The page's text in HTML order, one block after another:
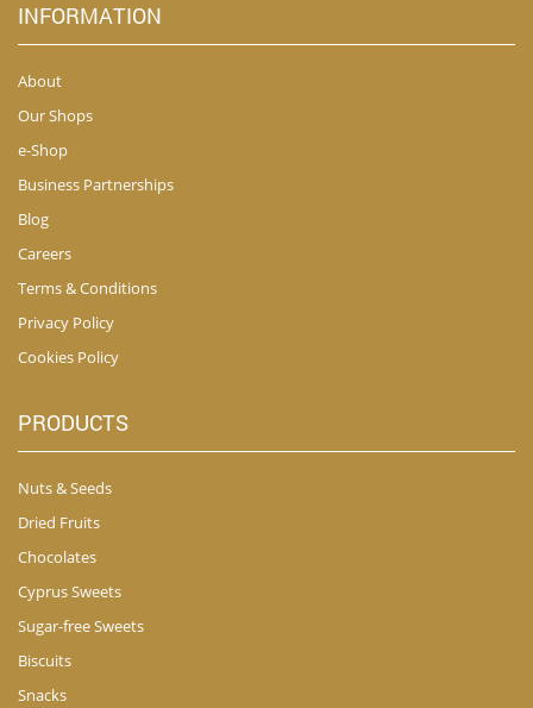
INFORMATION
About
Our Shops
e-Shop
Business Partnerships
Blog
Careers
Terms & Conditions
Privacy Policy
Cookies Policy
PRODUCTS
Nuts & Seeds
Dried Fruits
Chocolates
Cyprus Sweets
Sugar-free Sweets
Biscuits
Snacks